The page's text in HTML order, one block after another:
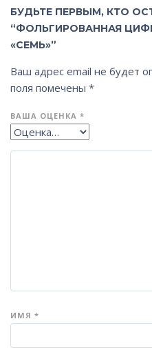
БУДЬТЕ ПЕРВЫМ, КТО
“ФОЛЬГИРОВАННАЯ
«СЕМЬ»”
Ваш адрес email не будет
поля помечены *
ВАША ОЦЕНКА *
ИМЯ *